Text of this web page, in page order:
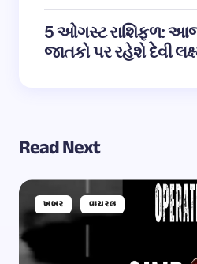
5 ઓગસ્ટ રાશિફળ:
જાતકો પર રહેશે દેવી
Read Next
ખબર વાયરલ